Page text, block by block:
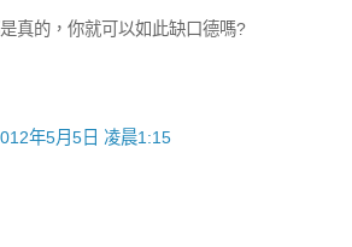
真的，你就可以如此缺口德嗎?
年5月5日 凌晨1:15